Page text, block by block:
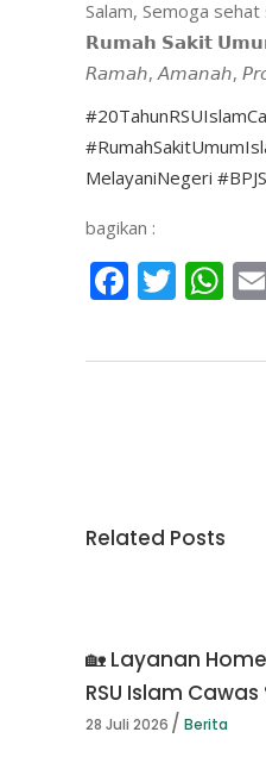
Salam, Semoga sehat
𝗥𝘂𝗺𝗮𝗵 𝗦𝗮𝗸𝗶𝘁
𝘙𝘢𝘮𝘢𝘩, 𝘈𝘮𝘢𝘯𝘢𝘩,
MelayaniNegeri
bagikan :
Related Posts
🏡 Layanan
RSU Islam Cawas
28 Juli 2026 Berita